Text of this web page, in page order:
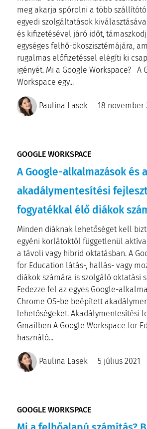
meg akarja spórolni a több
egyedi szolgáltatások
és kifizetésével járó időt,
egységes felhő-ökoszisztémájára,
rugalmas előfizetéssel elégíti ki
igényét. Mi a Google Workspace? A
Workspace egy...
Paulina Lasek 18 november
GOOGLE WORKSPACE
A Google-alkalmazások és
akadálymentesítési
fogyatékkal élő diákok
Minden diáknak lehetőséget kell
egyéni korlátoktól függetlenül
a távoli vagy hibrid oktatásban. A
for Education látás-, hallás- vagy
diákok számára is szolgáló oktatási
Fedezze fel az egyes Google-
Chrome OS-be beépített
lehetőségeket. Akadálymentesítési
Gmailben A Google Workspace for
használó...
Paulina Lasek 5 július 2021
GOOGLE WORKSPACE